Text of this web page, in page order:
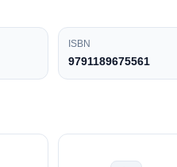
ISBN
9791189675561